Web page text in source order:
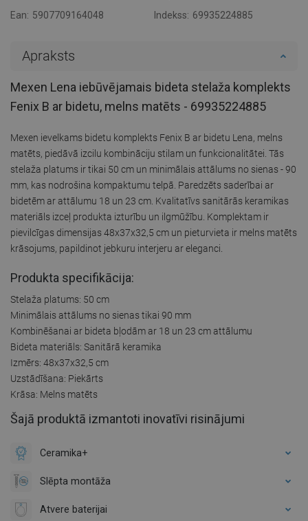
Ean: 5907709164048 Indekss: 69935224885
Apraksts
Mexen Lena iebūvējamais bideta stelaža komplekts
Fenix B ar bidetu, melns matēts - 69935224885
Mexen ievelkams bidetu komplekts Fenix B ar bidetu Lena, melns
matēts, piedāvā izcilu kombināciju stilam un funkcionalitātei. Tās
stelaža platums ir tikai 50 cm un minimālais attālums no sienas - 90
mm, kas nodrošina kompaktumu telpā. Paredzēts saderībai ar
bidetēm ar attālumu 18 un 23 cm. Kvalitatīvs sanitārās keramikas
materiāls izceļ produkta izturību un ilgmūžību. Komplektam ir
pievilcīgas dimensijas 48x37x32,5 cm un pieturvieta ir melns matēts
krāsojums, papildinot jebkuru interjeru ar eleganci.
Produkta specifikācija:
Stelaža platums: 50 cm
Minimālais attālums no sienas tikai 90 mm
Kombinēšanai ar bideta bļodām ar 18 un 23 cm attālumu
Bideta materiāls: Sanitārā keramika
Izmērs: 48x37x32,5 cm
Uzstādīšana: Piekārts
Krāsa: Melns matēts
Šajā produktā izmantoti inovatīvi risinājumi
Ceramika+
Slēpta montāža
Atvere baterijai